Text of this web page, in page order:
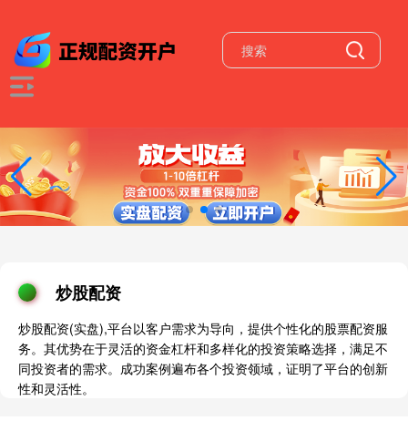
炒股配资
炒股配资(实盘),平台以客户需求为导向，提供个性化的股票配资服
务。其优势在于灵活的资金杠杆和多样化的投资策略选择，满足不
同投资者的需求。成功案例遍布各个投资领域，证明了平台的创新
性和灵活性。